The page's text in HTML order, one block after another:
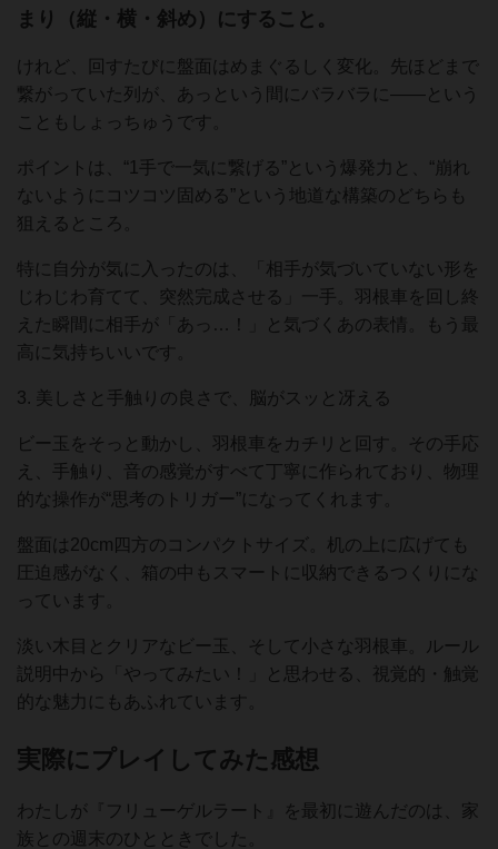
まり（縦・横・斜め）にすること。
けれど、回すたびに盤面はめまぐるしく変化。先ほどまで
繋がっていた列が、あっという間にバラバラに――という
こともしょっちゅうです。
ポイントは、“1手で一気に繋げる”という爆発力と、“崩れ
ないようにコツコツ固める”という地道な構築のどちらも
狙えるところ。
特に自分が気に入ったのは、「相手が気づいていない形を
じわじわ育てて、突然完成させる」一手。羽根車を回し終
えた瞬間に相手が「あっ…！」と気づくあの表情。もう最
高に気持ちいいです。
3. 美しさと手触りの良さで、脳がスッと冴える
ビー玉をそっと動かし、羽根車をカチリと回す。その手応
え、手触り、音の感覚がすべて丁寧に作られており、物理
的な操作が“思考のトリガー”になってくれます。
盤面は20cm四方のコンパクトサイズ。机の上に広げても
圧迫感がなく、箱の中もスマートに収納できるつくりにな
っています。
淡い木目とクリアなビー玉、そして小さな羽根車。ルール
説明中から「やってみたい！」と思わせる、視覚的・触覚
的な魅力にもあふれています。
実際にプレイしてみた感想
わたしが『フリューゲルラート』を最初に遊んだのは、家
族との週末のひとときでした。